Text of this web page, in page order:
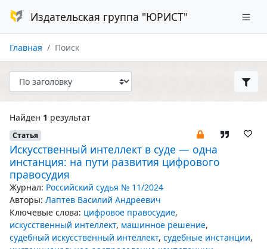
Издательская группа "ЮРИСТ"
Главная Поиск
Найден 1 результат
Статья
Искусственный интеллект в суде — одна
инстанция: на пути развития цифрового
правосудия
Журнал: Российский судья № 11/2024
Авторы: Лаптев Василий Андреевич
Ключевые слова: цифровое правосудие,
искусственный интеллект, машинное решение,
судебный искусственный интеллект, судебные инстанции,